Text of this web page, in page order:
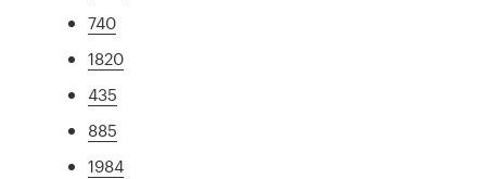
740
1820
435
885
1984